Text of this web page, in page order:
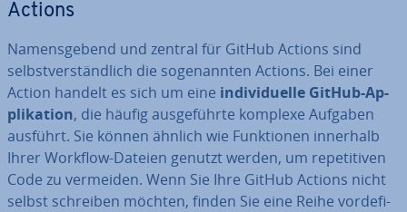
Actions
Na­mens­ge­bend und zentral für GitHub Actions sind
selbst­ver­ständ­lich die so­ge­nann­ten Actions. Bei einer
Action handelt es sich um eine in­di­vi­du­el­le GitHub-Ap­
pli­ka­ti­on, die häufig aus­ge­führ­te komplexe Aufgaben
ausführt. Sie können ähnlich wie Funk­tio­nen innerhalb
Ihrer Workflow-Dateien genutzt werden, um re­pe­ti­ti­ven
Code zu vermeiden. Wenn Sie Ihre GitHub Actions nicht
selbst schreiben möchten, finden Sie eine Reihe vor­de­fi­